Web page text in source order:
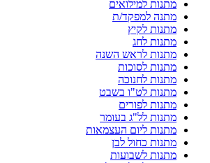
מתנות למילואים
מתנה למפקד/ת
מתנות לקיץ
מתנות לחג
מתנות לראש השנה
מתנות לסוכות
מתנות לחנוכה
מתנות לט"ו בשבט
מתנות לפורים
מתנות לל"ג בעומר
מתנות ליום העצמאות
מתנות כחול לבן
מתנות לשבועות